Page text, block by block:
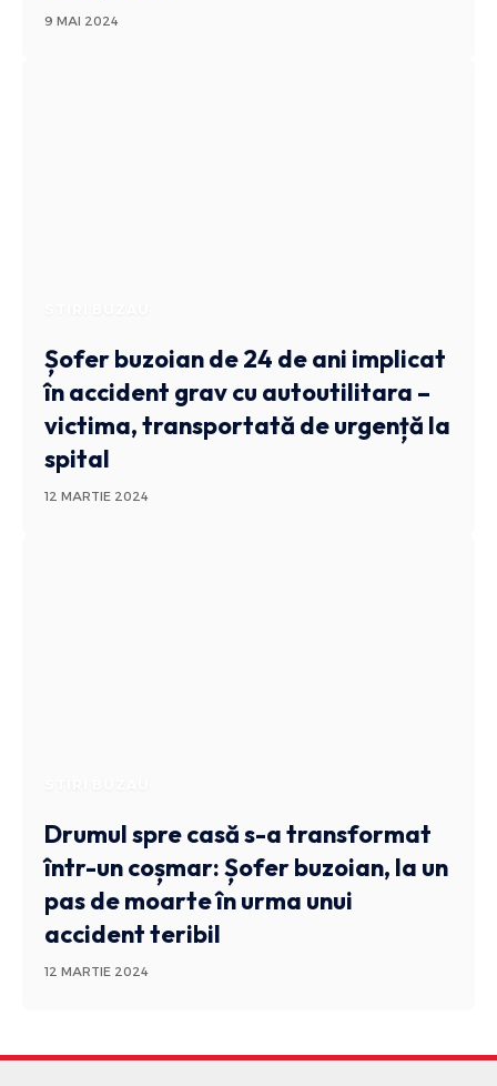
9 MAI 2024
Șofer buzoian de 24 de ani implicat
în accident grav cu autoutilitara –
victima, transportată de urgență la
spital
12 MARTIE 2024
Drumul spre casă s-a transformat
într-un coșmar: Șofer buzoian, la un
pas de moarte în urma unui
accident teribil
12 MARTIE 2024